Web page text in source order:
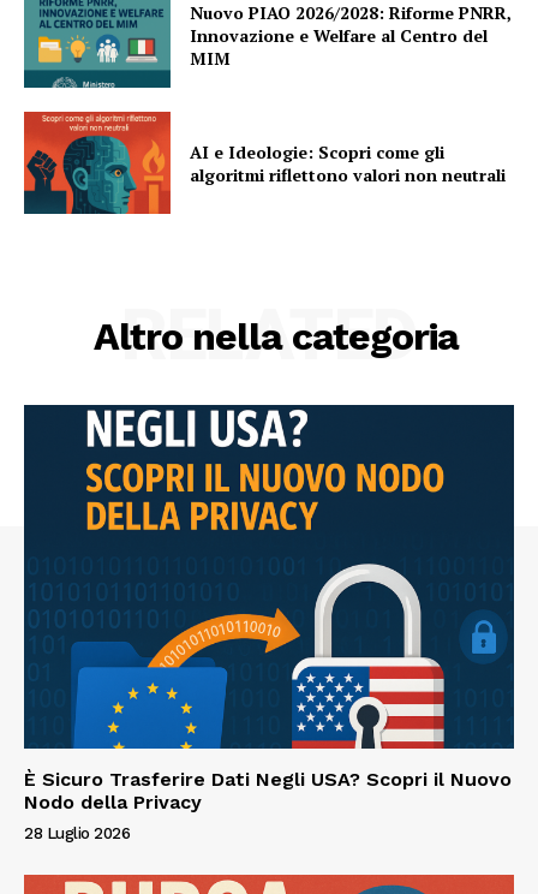
Nuovo PIAO 2026/2028: Riforme PNRR,
Innovazione e Welfare al Centro del
MIM
AI e Ideologie: Scopri come gli
algoritmi riflettono valori non neutrali
Altro nella categoria
RELATED
È Sicuro Trasferire Dati Negli USA? Scopri il Nuovo
Nodo della Privacy
28 Luglio 2026